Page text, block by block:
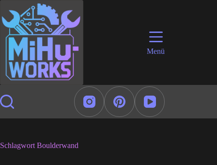
Inhalt
springen
Menü
Schlagwort Boulderwand